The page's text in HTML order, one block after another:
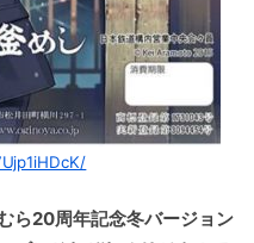
ら20周年記念冬バージョン